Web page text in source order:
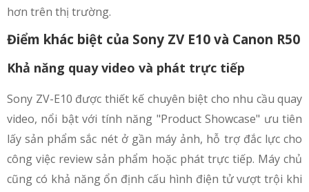
hơn trên thị trường.
Điểm khác biệt của Sony ZV E10 và Canon R50
Khả năng quay video và phát trực tiếp
Sony ZV-E10 được thiết kế chuyên biệt cho nhu cầu quay
video, nổi bật với tính năng "Product Showcase" ưu tiên
lấy sản phẩm sắc nét ở gần máy ảnh, hỗ trợ đắc lực cho
công việc review sản phẩm hoặc phát trực tiếp. Máy chủ
cũng có khả năng ổn định cấu hình điện tử vượt trội khi